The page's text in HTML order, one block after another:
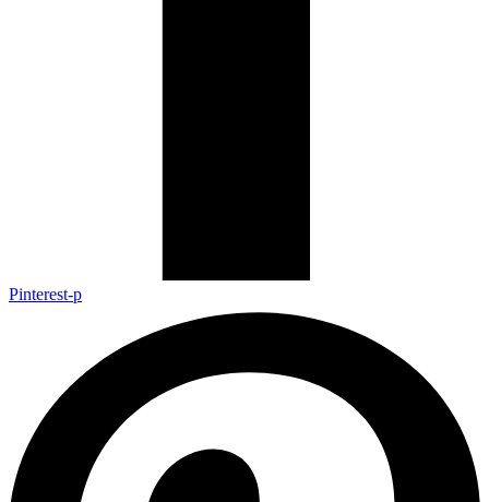
Pinterest-p